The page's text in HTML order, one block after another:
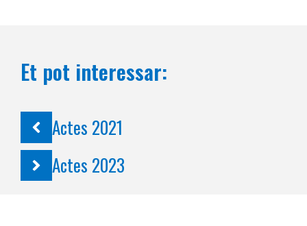
Et pot interessar:
Actes 2021
Actes 2023